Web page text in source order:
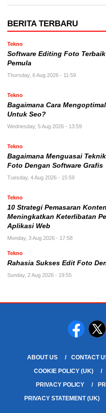
BERITA TERBARU
Tekno
Software Editing Foto
Pemula
Thursday, 6 Aug 2026 - 11:59
Tekno
Bagaimana Cara
Untuk Seo?
Wednesday, 5 Aug 2026 - 13:59
Tekno
Bagaimana Menguasai
Foto Dengan Software Grafis
Tuesday, 4 Aug 2026 - 15:59
Tekno
10 Strategi Pemasaran
Meningkatkan Keterlibatan
Aplikasi Web
Monday, 3 Aug 2026 - 17:58
Tekno
Rahasia Sukses Edit Foto
Sunday, 2 Aug 2026 - 19:55
ABOUT US CONTACT
COOKIE POLICY (UK)
PRIVACY POLICY
PRIVACY STATEMENT (UK)